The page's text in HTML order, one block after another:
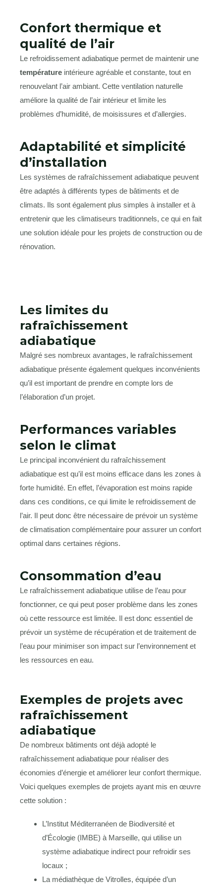
Confort thermique et
qualité de l’air
Le refroidissement adiabatique permet de maintenir une
température intérieure agréable et constante, tout en
renouvelant l’air ambiant. Cette ventilation naturelle
améliore la qualité de l’air intérieur et limite les
problèmes d’humidité, de moisissures et d’allergies.
Adaptabilité et simplicité
d’installation
Les systèmes de rafraîchissement adiabatique peuvent
être adaptés à différents types de bâtiments et de
climats. Ils sont également plus simples à installer et à
entretenir que les climatiseurs traditionnels, ce qui en fait
une solution idéale pour les projets de construction ou de
rénovation.
Les limites du
rafraîchissement
adiabatique
Malgré ses nombreux avantages, le rafraîchissement
adiabatique présente également quelques inconvénients
qu’il est important de prendre en compte lors de
l’élaboration d’un projet.
Performances variables
selon le climat
Le principal inconvénient du rafraîchissement
adiabatique est qu’il est moins efficace dans les zones à
forte humidité. En effet, l’évaporation est moins rapide
dans ces conditions, ce qui limite le refroidissement de
l’air. Il peut donc être nécessaire de prévoir un système
de climatisation complémentaire pour assurer un confort
optimal dans certaines régions.
Consommation d’eau
Le rafraîchissement adiabatique utilise de l’eau pour
fonctionner, ce qui peut poser problème dans les zones
où cette ressource est limitée. Il est donc essentiel de
prévoir un système de récupération et de traitement de
l’eau pour minimiser son impact sur l’environnement et
les ressources en eau.
Exemples de projets avec
rafraîchissement
adiabatique
De nombreux bâtiments ont déjà adopté le
rafraîchissement adiabatique pour réaliser des
économies d’énergie et améliorer leur confort thermique.
Voici quelques exemples de projets ayant mis en œuvre
cette solution :
L’Institut Méditerranéen de Biodiversité et
d’Écologie (IMBE) à Marseille, qui utilise un
système adiabatique indirect pour refroidir ses
locaux ;
La médiathèque de Vitrolles, équipée d’un